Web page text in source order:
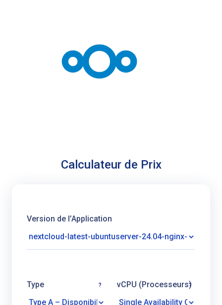
Calculateur de Prix
Version de l’Application
Type ? vCPU (Processeurs)
?